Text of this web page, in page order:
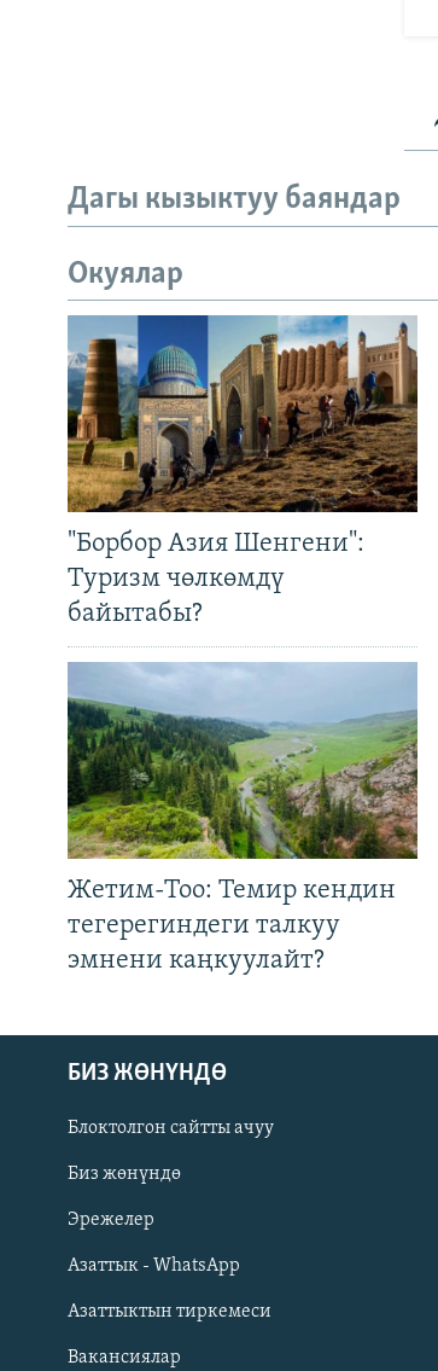
Русский
ОНЛАЙН ШЕРИНЕ
Дагы кызыктуу баяндар
Окуялар
"Борбор Азия Шенгени":
Туризм чөлкөмдү
байытабы?
Жетим-Тоо: Темир кендин
тегерегиндеги талкуу
эмнени каңкуулайт?
БИЗ ЖӨНҮНДӨ
Блоктолгон сайтты ачуу
Биз жөнүндө
Эрежелер
Азаттык - WhatsApp
Азаттыктын тиркемеси
Вакансиялар